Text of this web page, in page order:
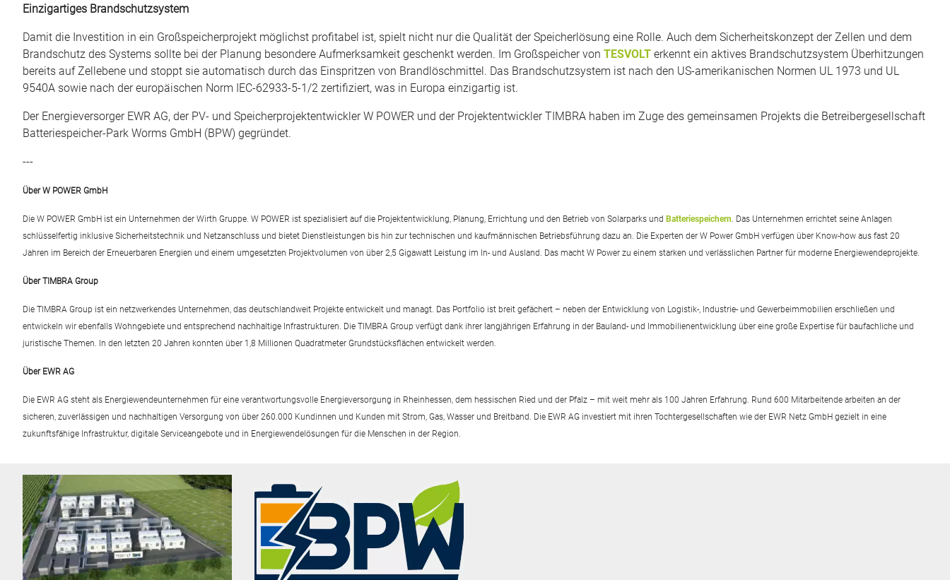
Einzigartiges Brandschutzsystem
Damit die Investition in ein Großspeicherprojekt möglichst profitabel ist, spielt nicht nur die Qualität der Speicherlösung eine Rolle. Auch dem Sicherheitskonzept der Zellen und dem
Brandschutz des Systems sollte bei der Planung besondere Aufmerksamkeit geschenkt werden. Im Großspeicher von TESVOLTerkennt ein aktives Brandschutzsystem Überhitzungen
bereits auf Zellebene und stoppt sie automatisch durch das Einspritzen von Brandlöschmittel. Das Brandschutzsystem ist nach den US-amerikanischen Normen UL 1973 und UL
9540A sowie nach der europäischen Norm IEC-62933-5-1/2 zertifiziert, was in Europa einzigartig ist.
Der Energieversorger EWR AG, der PV- und Speicherprojektentwickler W POWER und der Projektentwickler TIMBRA haben im Zuge des gemeinsamen Projekts die Betreibergesellschaft
Batteriespeicher-Park Worms GmbH (BPW) gegründet.
---
Über W POWER GmbH
Die W POWER GmbH ist ein Unternehmen der Wirth Gruppe. W POWER ist spezialisiert auf die Projektentwicklung, Planung, Errichtung und den Betrieb von Solarparks und Batteriespeichern . Das Unternehmen errichtet seine Anlagen
schlüsselfertig inklusive Sicherheitstechnik und Netzanschluss und bietet Dienstleistungen bis hin zur technischen und kaufmännischen Betriebsführung dazu an. Die Experten der W Power GmbH verfügen über Know-how aus fast 20
Jahren im Bereich der Erneuerbaren Energien und einem umgesetzten Projektvolumen von über 2,5 Gigawatt Leistung im In- und Ausland. Das macht W Power zu einem starken und verlässlichen Partner für moderne Energiewendeprojekte.
Über TIMBRA Group
Die TIMBRA Group ist ein netzwerkendes Unternehmen, das deutschlandweit Projekte entwickelt und managt. Das Portfolio ist breit gefächert – neben der Entwicklung von Logistik-, Industrie- und Gewerbeimmobilien erschließen und
entwickeln wir ebenfalls Wohngebiete und entsprechend nachhaltige Infrastrukturen. Die TIMBRA Group verfügt dank ihrer langjährigen Erfahrung in der Bauland- und Immobilienentwicklung über eine große Expertise für baufachliche und
juristische Themen. In den letzten 20 Jahren konnten über 1,8 Millionen Quadratmeter Grundstücksflächen entwickelt werden.
Über EWR AG
Die EWR AG steht als Energiewendeunternehmen für eine verantwortungsvolle Energieversorgung in Rheinhessen, dem hessischen Ried und der Pfalz – mit weit mehr als 100 Jahren Erfahrung. Rund 600 Mitarbeitende arbeiten an der
sicheren, zuverlässigen und nachhaltigen Versorgung von über 260.000 Kundinnen und Kunden mit Strom, Gas, Wasser und Breitband. Die EWR AG investiert mit ihren Tochtergesellschaften wie der EWR Netz GmbH gezielt in eine
zukunftsfähige Infrastruktur, digitale Serviceangebote und in Energiewendelösungen für die Menschen in der Region.